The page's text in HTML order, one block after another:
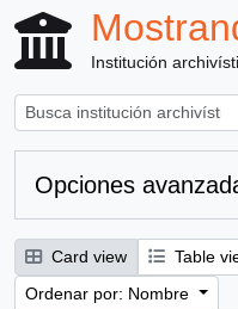
Institución
Opciones
Card view
Table
Ordenar por: Nombre